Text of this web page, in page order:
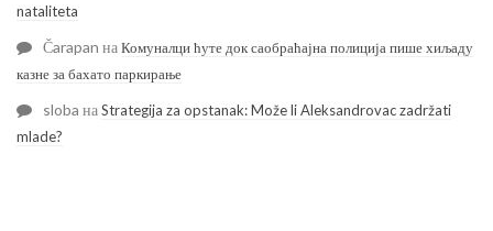
nataliteta
Čarapan наКомуналци ћуте док саобраћајна полиција пише хиљаду
казне за бахато паркирање
sloba наStrategija za opstanak: Može li Aleksandrovac zadržati
mlade?